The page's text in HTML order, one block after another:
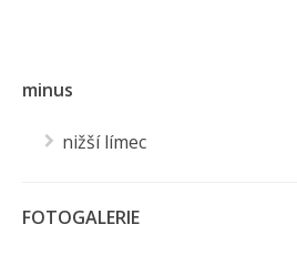
minus
nižší límec
FOTOGALERIE